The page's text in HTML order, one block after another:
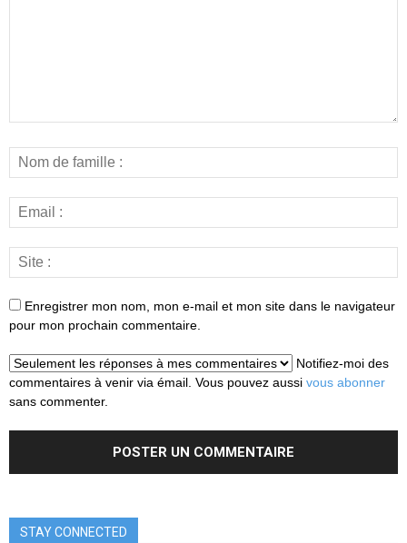
Enregistrer mon nom, mon e-mail et mon site dans le navigateur
pour mon prochain commentaire.
Notifiez-moi des
commentaires à venir via émail. Vous pouvez aussi vous abonner
sans commenter.
STAY CONNECTED